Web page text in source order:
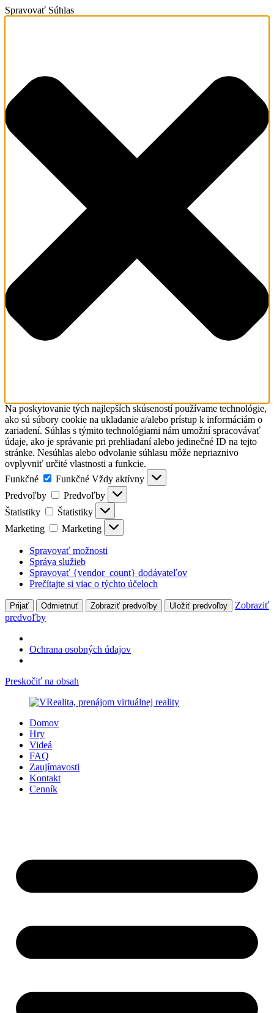
Spravovať Súhlas
Na poskytovanie tých najlepších skúseností používame technológie,
ako sú súbory cookie na ukladanie a/alebo prístup k informáciám o
zariadení. Súhlas s týmito technológiami nám umožní spracovávať
údaje, ako je správanie pri prehliadaní alebo jedinečné ID na tejto
stránke. Nesúhlas alebo odvolanie súhlasu môže nepriaznivo
ovplyvniť určité vlastnosti a funkcie.
Funkčné
Funkčné Vždy aktívny
Predvoľby
Predvoľby
Štatistiky
Štatistiky
Marketing
Marketing
Spravovať možnosti
Správa služieb
Spravovať {vendor_count} dodávateľov
Prečítajte si viac o týchto účeloch
Prijať Odmietnuť Zobraziť predvoľby Uložiť predvoľby
Zobraziť
predvoľby
Ochrana osobných údajov
Preskočiť na obsah
Domov
Hry
Videá
FAQ
Zaujímavosti
Kontakt
Cenník